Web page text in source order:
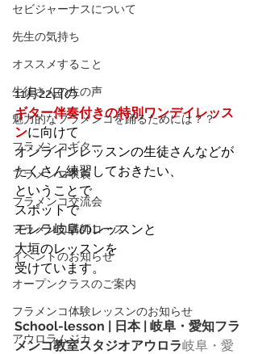
セビジャーナスについて
先生の気持ち
オススメすること
生徒さんの生の声
魅力的なフラメンコを踊るためには？？
フラメンコギター
フラメンコ衣装
フラメンコ交流会
フラメンコ講師コース
イベントのお知らせ
オープンクラスのご案内
フラメンコ体験レッスンのお知らせ
アウロラムジカ
11月22日の
ギター伴奏付きの特別ワンデイレッス
ンに向けて
オンラインレッスンの生徒さんなどが
たくさん練習しておきたい、
ということで
スポットで
モレラ岐阜のレッスンと
大垣のレッスンを
受けています。
School-lesson | 日本 | 岐阜・愛知フラ
メンコ教室スタジオアウロラ岐阜・愛